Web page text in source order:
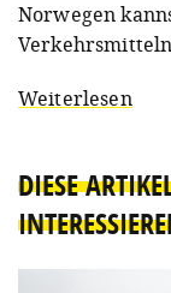
Norwegen
Weiterlesen
DIESE